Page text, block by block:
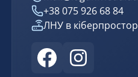
+38 075 926 68 84
ЛНУ в